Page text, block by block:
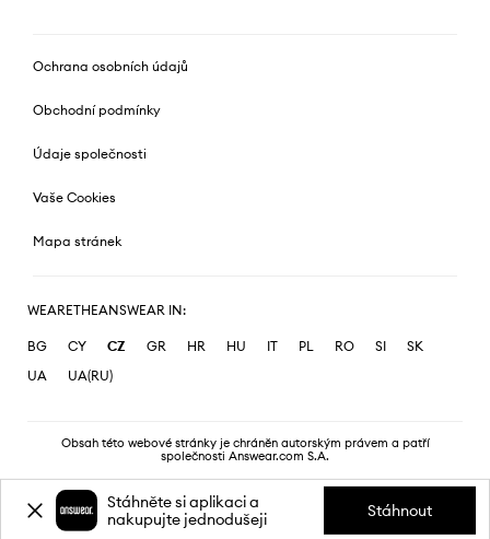
Ochrana osobních údajů
Obchodní podmínky
Údaje společnosti
Vaše Cookies
Mapa stránek
WEARETHEANSWEAR IN:
BG CY CZ GR HR HU IT PL RO SI
SK
UA
UA(RU)
Obsah této webové stránky je chráněn autorským právem a patří
společnosti Answear.com S.A.
Stáhněte si aplikaci a
nakupujte jednodušeji
Stáhnout